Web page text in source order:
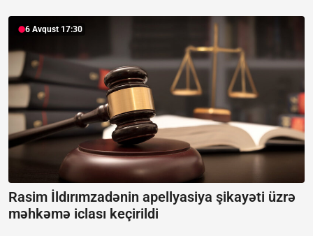
6 Avqust 17:30
Rasim İldırımzadənin apellyasiya şikayəti üzrə
məhkəmə iclası keçirildi